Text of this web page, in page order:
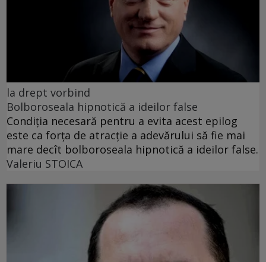
la drept vorbind
Bolboroseala hipnotică a ideilor false
Condiția necesară pentru a evita acest epilog
este ca forța de atracție a adevărului să fie mai
mare decît bolboroseala hipnotică a ideilor false.
Valeriu STOICA